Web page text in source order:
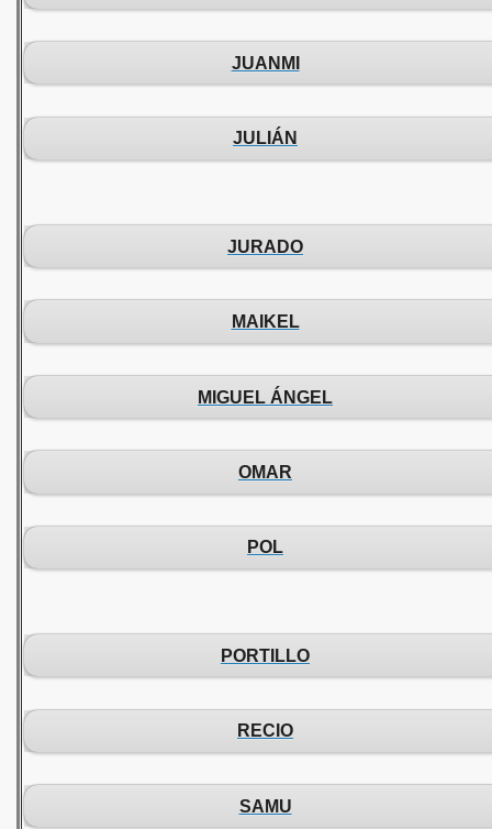
JUANMI
JULIÁN
JURADO
MAIKEL
MIGUEL ÁNGEL
OMAR
POL
PORTILLO
RECIO
SAMU